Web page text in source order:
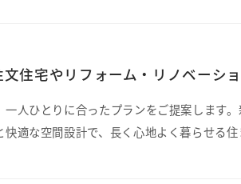
住宅やリフォーム・リノベーシ
人ひとりに合ったプランをご提案します
適な空間設計で、長く心地よく暮らせる住